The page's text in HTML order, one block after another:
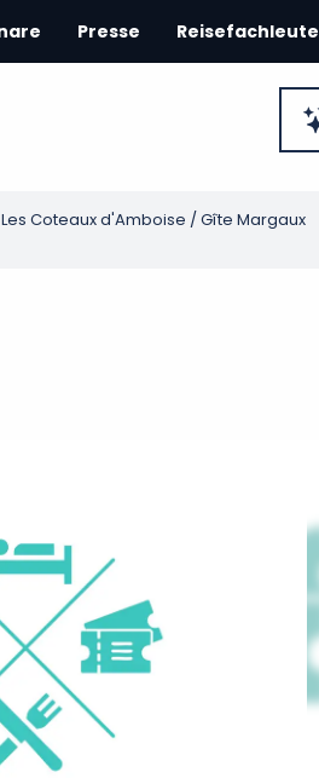
Presse Reisefachleute
Les Coteaux d'Amboise / Gîte Margaux